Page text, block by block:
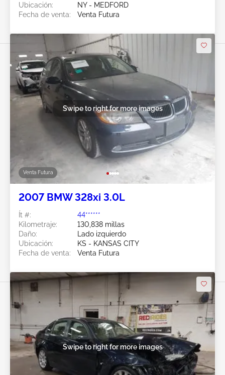
Ubicación:
NY - MEDFORD
Fecha de venta:
Venta Futura
Venta Futura
Swipe to right for more images
2007 BMW 328xi 3.0L
Ít #:
44******
Kilometraje:
130,838 millas
Daño:
Lado izquierdo
Ubicación:
KS - KANSAS CITY
Fecha de venta:
Venta Futura
Swipe to right for more images